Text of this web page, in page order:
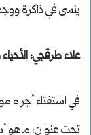
ينسى في ذاكرة
علاء طرقجي:
في استفتاء أجراه
تحت عنوان: ماهو